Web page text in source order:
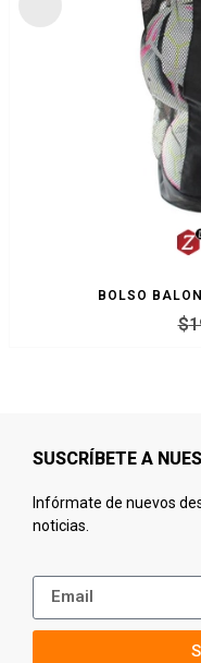
BOLSO
$
SUSCRÍBETE A
Infórmate de nuevos
noticias.